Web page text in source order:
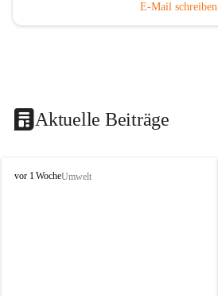
E-Mail schreiben
Aktuelle Beiträge
V
vor 1 WocheUmwelt